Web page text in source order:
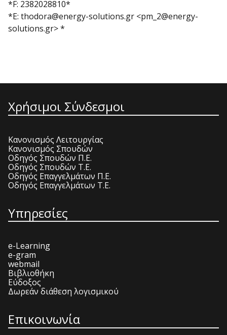
*F: 2382028810*
*E: thodora@energy-solutions.gr <pm_2@energy-
solutions.gr> *
Χρήσιμοι Σύνδεσμοι
Κανονισμός Λειτουργίας
Κανονισμός Σπουδών
Οδηγός Σπουδών Π.Ε.
Οδηγός Σπουδών Τ.Ε.
Οδηγός Επαγγελμάτων Π.Ε.
Οδηγός Επαγγελμάτων Τ.Ε.
Υπηρεσίες
e-Learning
e-gram
webmail
Βιβλιοθήκη
Εύδοξος
Δωρεάν διάθεση λογισμικού
Επικοινωνία